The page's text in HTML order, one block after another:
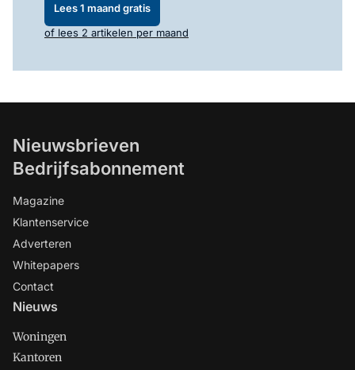
Lees 1 maand gratis
of lees 2 artikelen per maand
Nieuwsbrieven
Bedrijfsabonnement
Magazine
Klantenservice
Adverteren
Whitepapers
Contact
Nieuws
Woningen
Kantoren